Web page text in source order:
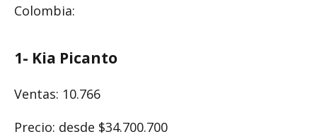
Colombia:
1- Kia Picanto
Ventas: 10.766
Precio: desde $34.700.700